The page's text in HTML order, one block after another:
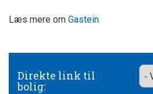
Læs mere om Gastein
Direkte link til
bolig: